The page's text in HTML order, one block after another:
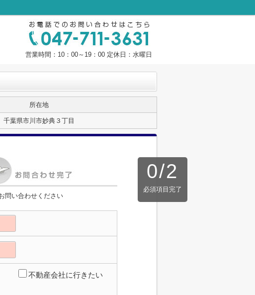
営業時間：10：00～19：00 定休日：水曜日
所在地
千葉県市川市妙典３丁目
0/2
必須項目完了
問い合わせください
不動産会社に行きたい